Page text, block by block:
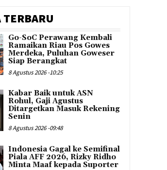
TERBARU
Go-SoC Perawang Kembali
Ramaikan Riau Pos Gowes
Merdeka, Puluhan Goweser
Siap Berangkat
8 Agustus 2026 -10:25
Kabar Baik untuk ASN
Rohul, Gaji Agustus
Ditargetkan Masuk Rekening
Senin
8 Agustus 2026 -09:48
Indonesia Gagal ke Semifinal
Piala AFF 2026, Rizky Ridho
Minta Maaf kepada Suporter